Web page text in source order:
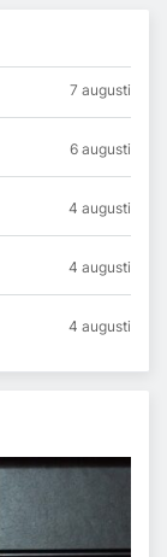
7 augusti
6 augusti
4 augusti
4 augusti
4 augusti